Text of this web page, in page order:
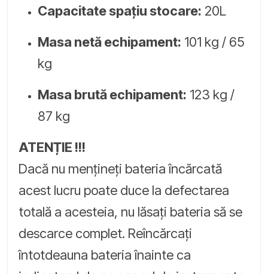
Capacitate spațiu stocare: 20L
Masa netă echipament: 101 kg / 65
kg
Masa brută echipament: 123 kg /
87 kg
ATENȚIE !!!
Dacă nu mențineți bateria încărcată
acest lucru poate duce la defectarea
totală a acesteia, nu lăsați bateria să se
descarce complet. Reîncărcați
întotdeauna bateria înainte ca